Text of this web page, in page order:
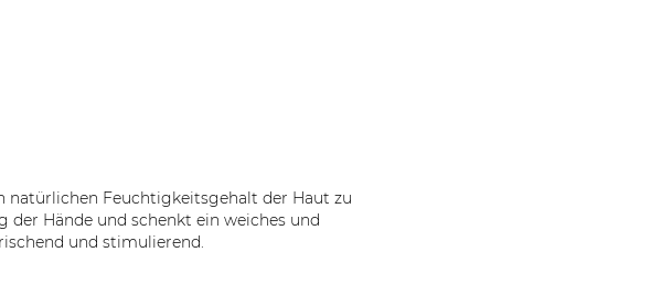
natürlichen Feuchtigkeitsgehalt der Haut zu
Hände und schenkt ein weiches und
und stimulierend.